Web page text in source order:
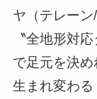
ヤ（テレー
〝全地形対
で足元を決め
生まれ変わる